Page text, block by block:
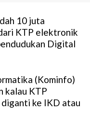
10 juta
KTP elektronik
Digital
(Kominfo)
kalau KTP
ke IKD atau